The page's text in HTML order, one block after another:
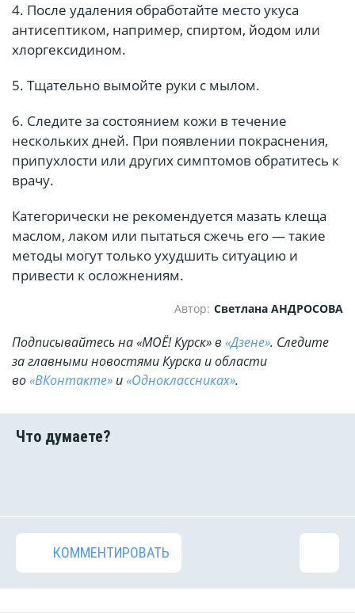
4. После удаления обработайте место укуса
антисептиком, например, спиртом, йодом или
хлоргексидином.
5. Тщательно вымойте руки с мылом.
6. Следите за состоянием кожи в течение
нескольких дней. При появлении покраснения,
припухлости или других симптомов обратитесь к
врачу.
Категорически не рекомендуется мазать клеща
маслом, лаком или пытаться сжечь его — такие
методы могут только ухудшить ситуацию и
привести к осложнениям.
Автор: Светлана АНДРОСОВА
Подписывайтесь на «МОЁ! Курск» в «Дзене». Cледите
за главными новостями Курска и области
во«ВКонтакте» и«Одноклассниках».
КОММЕНТИРОВАТЬ